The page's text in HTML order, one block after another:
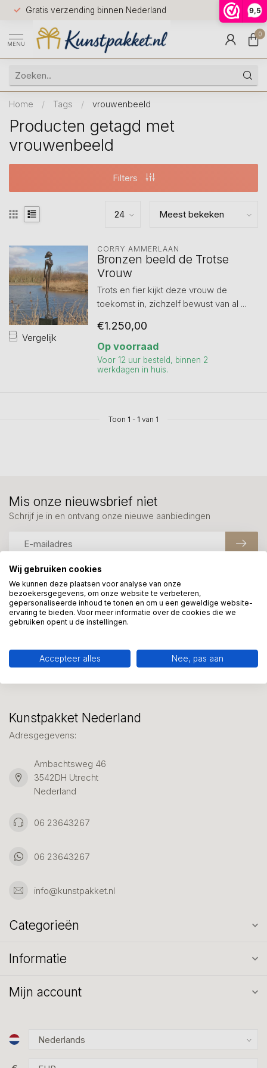
9,5
Gratis verzending binnen Nederland
Voor
huis
9.5
MENU
0
Home / Tags / vrouwenbeeld
Producten getagd met
vrouwenbeeld
Filters
Vergelijk
CORRY AMMERLAAN
Bronzen beeld de Trotse
Vrouw
Trots en fier kijkt deze vrouw de
toekomst in, zichzelf bewust van al ...
€1.250,00
Op voorraad
Voor 12 uur besteld, binnen 2
werkdagen in huis.
Toon 1 - 1 van 1
Meer informatie?
We helpen graag met uw keuze of geven advies, bel of app
ons 7 dagen per week: 06-23643267
Klantenservice
Mis onze nieuwsbrief niet
Schrijf je in en ontvang onze nieuwe aanbiedingen
Kunstpakket Nederland
Adresgegevens:
Ambachtsweg 46
3542DH Utrecht
Nederland
06 23643267
06 23643267
info@kunstpakket.nl
Categorieën
Informatie
Mijn account
Wij gebruiken cookies
We kunnen deze plaatsen voor analyse van onze
bezoekersgegevens, om onze website te verbeteren,
gepersonaliseerde inhoud te tonen en om u een geweldige website-
ervaring te bieden. Voor meer informatie over de cookies die we
gebruiken opent u de instellingen.
Accepteer alles Nee, pas aan